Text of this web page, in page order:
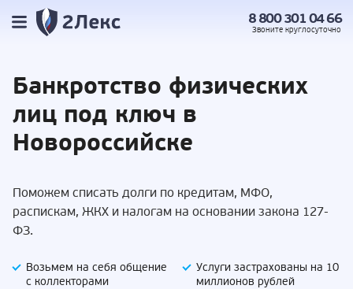
8 800 301 04 66
Звоните круглосуточно
Банкротство физических
лиц под ключ в
Новороссийске
Поможем списать долги по кредитам, МФО,
распискам, ЖКХ и налогам на основании закона 127-
ФЗ.
Возьмем на себя общение
с коллекторами
Услуги застрахованы на 10
миллионов рублей